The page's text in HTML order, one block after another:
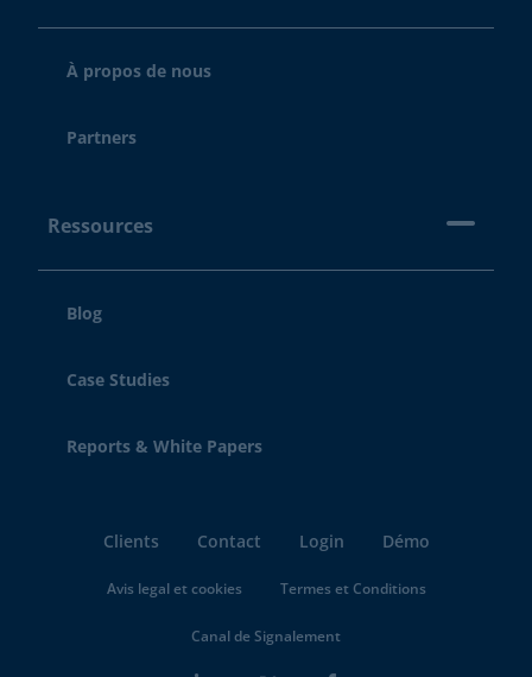
À propos de nous
Partners
Ressources
Blog
Case Studies
Reports & White Papers
Clients Contact Login Démo
Avis legal et cookies Termes et Conditions
Canal de Signalement